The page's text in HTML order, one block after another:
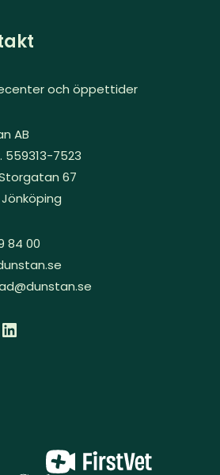
och öppettider
AB
559313-7523
67
Jönköping
84 00
LinkedIn